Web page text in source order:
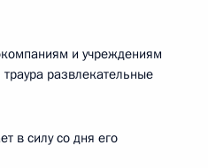
и учреждениям
развлекательные
в силу со дня его